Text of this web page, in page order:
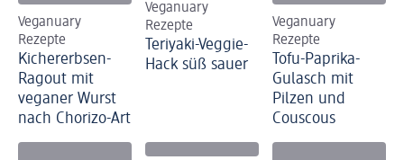
Veganuary
Rezepte
Kichererbsen-
Ragout mit
veganer Wurst
nach Chorizo-Art
Veganuary
Rezepte
Teriyaki-Veggie-
Hack süß sauer
Veganuary
Rezepte
Tofu-Paprika-
Gulasch mit
Pilzen und
Couscous